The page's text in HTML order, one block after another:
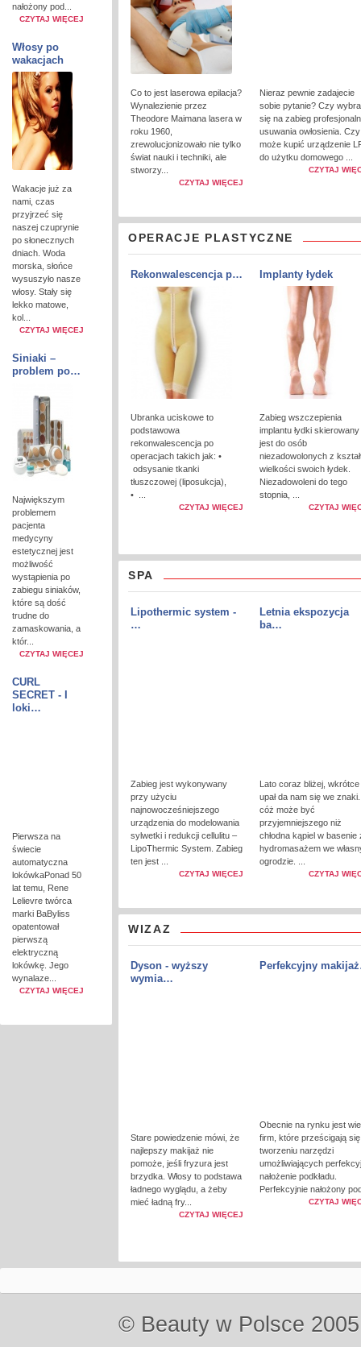
nałożony pod...
CZYTAJ WIĘCEJ
Włosy po
wakacjach
Wakacje już za
nami, czas
przyjrzeć się
naszej czuprynie
po słonecznych
dniach. Woda
morska, słońce
wysuszyło nasze
włosy. Stały się
lekko matowe,
kol...
CZYTAJ WIĘCEJ
Siniaki –
problem po…
Największym
problemem
pacjenta
medycyny
estetycznej jest
możliwość
wystąpienia po
zabiegu siniaków,
które są dość
trudne do
zamaskowania, a
któr...
CZYTAJ WIĘCEJ
CURL
SECRET - I
loki…
Pierwsza na
świecie
automatyczna
lokówkaPonad 50
lat temu, Rene
Lelievre twórca
marki BaByliss
opatentował
pierwszą
elektryczną
lokówkę. Jego
wynalaze...
CZYTAJ WIĘCEJ
Co to jest laserowa epilacja?
Wynalezienie przez
Theodore Maimana lasera w
roku 1960,
zrewolucjonizowało nie tylko
świat nauki i techniki, ale
stworzy...
CZYTAJ WIĘCEJ
Nieraz pewnie zadajecie
sobie pytanie? Czy
się na zabieg
usuwania owłosienia. Czy
może kupić urządzenie
do użytku domowego ...
CZYTAJ
OPERACJE PLASTYCZNE
Rekonwalescencja p…
Ubranka uciskowe to
podstawowa
rekonwalescencja po
operacjach takich jak: •
odsysanie tkanki
tłuszczowej (liposukcja),
• ...
CZYTAJ WIĘCEJ
Implanty łydek
Zabieg wszczepienia
implantu łydki skierowany
jest do osób
niezadowolonych z
wielkości swoich łydek.
Niezadowoleni do tego
stopnia, ...
CZYTAJ
SPA
Lipothermic system -
…
Zabieg jest wykonywany
przy użyciu
najnowocześniejszego
urządzenia do modelowania
sylwetki i redukcji cellulitu –
LipoThermic System. Zabieg
ten jest ...
CZYTAJ WIĘCEJ
Letnia ekspozycja
ba…
Lato coraz bliżej, wkrótce
upał da nam się we znaki.
cóż może być
przyjemniejszego niż
chłodna kąpiel w basenie
hydromasażem we
ogrodzie. ...
CZYTAJ
WIZAZ
Dyson - wyższy
wymia…
Stare powiedzenie mówi, że
najlepszy makijaż nie
pomoże, jeśli fryzura jest
brzydka. Włosy to podstawa
ładnego wyglądu, a żeby
mieć ładną fry...
CZYTAJ WIĘCEJ
Perfekcyjny
Obecnie na rynku jest
firm, które prześcigają
tworzeniu narzędzi
umożliwiających
nałożenie podkładu.
Perfekcyjnie nałożony
CZYTAJ
© Beauty w Polsce